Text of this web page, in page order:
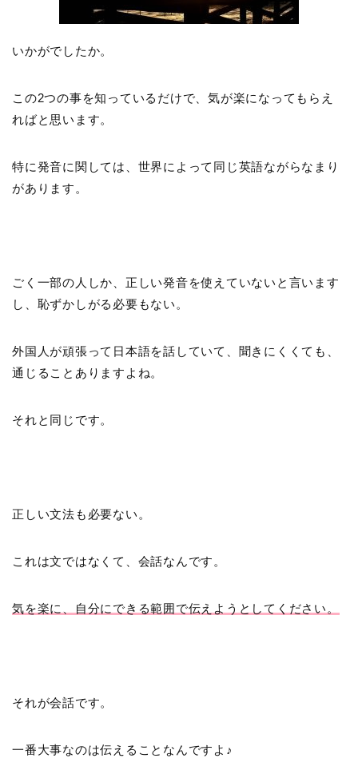
いかがでしたか。
この2つの事を知っているだけで、気が楽になってもらえ
ればと思います。
特に発音に関しては、世界によって同じ英語ながらなまり
があります。
ごく一部の人しか、正しい発音を使えていないと言います
し、恥ずかしがる必要もない。
外国人が頑張って日本語を話していて、聞きにくくても、
通じることありますよね。
それと同じです。
正しい文法も必要ない。
これは文ではなくて、会話なんです。
気を楽に、自分にできる範囲で伝えようとしてください。
それが会話です。
一番大事なのは伝えることなんですよ♪